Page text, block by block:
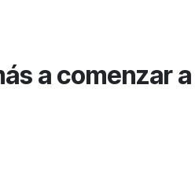
a comenzar a